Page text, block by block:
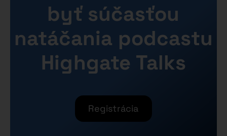
byť súčasťou
natáčania podcastu
Highgate Talks
Registrácia